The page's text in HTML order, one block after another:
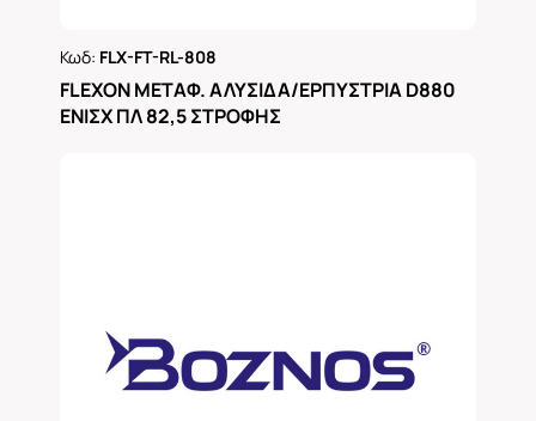
Κωδ: FLX-FT-RL-808
FLEXON ΜΕΤΑΦ. ΑΛΥΣΙΔΑ/ΕΡΠΥΣΤΡΙΑ D880
ΕΝΙΣΧ ΠΛ 82,5 ΣΤΡΟΦΗΣ